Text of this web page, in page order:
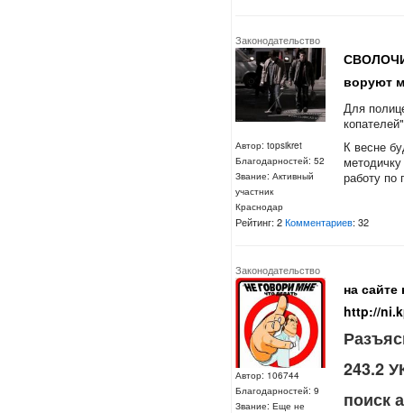
Законодательство
Автор: topsikret
Благодарностей: 52
Звание: Активный
участник
Краснодар
воруют
Для
копателей"
К весне
работу по
Рейтинг: 2Комментариев: 32
Законодательство
Автор: 106744
Благодарностей: 9
Звание: Еще не
на
http://
243.2
поиск